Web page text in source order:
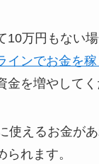
10万円もない
インでお金を
を増やしてく
使えるお金が
れます。